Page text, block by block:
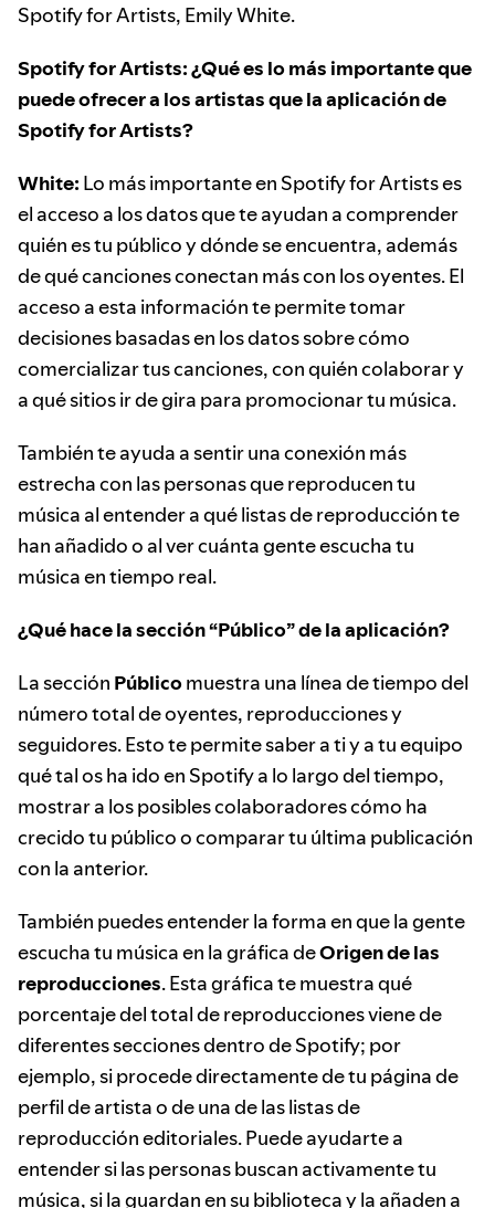
Spotify for Artists, Emily White.
Spotify for Artists: ¿Qué es lo más importante que
puede ofrecer a los artistas que la aplicación de
Spotify for Artists?
White: Lo más importante en Spotify for Artists es
el acceso a los datos que te ayudan a comprender
quién es tu público y dónde se encuentra, además
de qué canciones conectan más con los oyentes. El
acceso a esta información te permite tomar
decisiones basadas en los datos sobre cómo
comercializar tus canciones, con quién colaborar y
a qué sitios ir de gira para promocionar tu música.
También te ayuda a sentir una conexión más
estrecha con las personas que reproducen tu
música al entender a qué listas de reproducción te
han añadido o al ver cuánta gente escucha tu
música en tiempo real.
¿Qué hace la sección “Público” de la aplicación?
La sección Públicomuestra una línea de tiempo del
número total de oyentes, reproducciones y
seguidores. Esto te permite saber a ti y a tu equipo
qué tal os ha ido en Spotify a lo largo del tiempo,
mostrar a los posibles colaboradores cómo ha
crecido tu público o comparar tu última publicación
con la anterior.
También puedes entender la forma en que la gente
escucha tu música en la gráfica deOrigen de las
reproducciones. Esta gráfica te muestra qué
porcentaje del total de reproducciones viene de
diferentes secciones dentro de Spotify; por
ejemplo, si procede directamente de tu página de
perfil de artista o de una de las listas de
reproducción editoriales. Puede ayudarte a
entender si las personas buscan activamente tu
música, si la guardan en su biblioteca y la añaden a